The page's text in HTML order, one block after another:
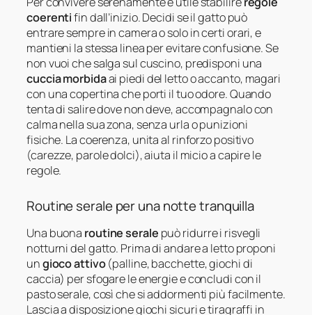
coerentifin dall’inizio. Decidi se il gatto può
entrare sempre in camera o solo in certi orari, e
mantieni la stessa linea per evitare confusione. Se
non vuoi che salga sul cuscino, predisponi una
cuccia morbidaai piedi del letto o accanto, magari
con una copertina che porti il tuo odore. Quando
tenta di salire dove non deve, accompagnalo con
calma nella sua zona, senza urla o punizioni
fisiche. La coerenza, unita al rinforzo positivo
(carezze, parole dolci), aiuta il micio a capire le
regole.
Routine serale per una notte tranquilla
Una buona routine serale può ridurre i risvegli
notturni del gatto. Prima di andare a letto proponi
ungioco attivo(palline, bacchette, giochi di
caccia) per sfogare le energie e concludi con il
pasto serale, così che si addormenti più facilmente.
Lascia a disposizione giochi sicuri e tiragraffi in